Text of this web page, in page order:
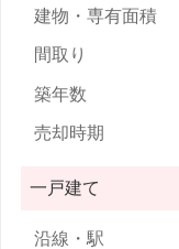
一戸建て